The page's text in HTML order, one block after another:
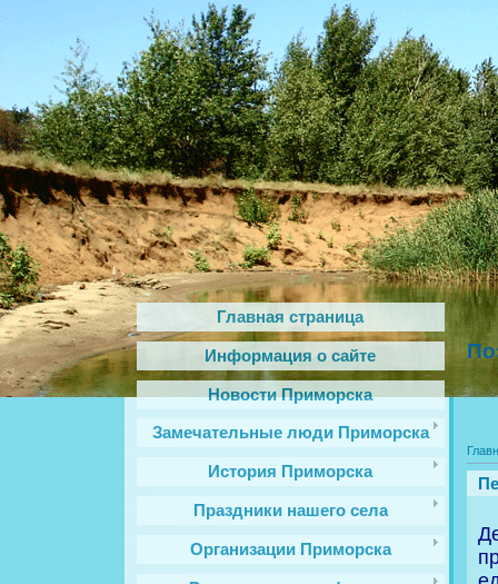
Главная страница
Информация о сайте
Новости Приморска
Замечательные люди Приморска
История Приморска
Праздники нашего села
Организации Приморска